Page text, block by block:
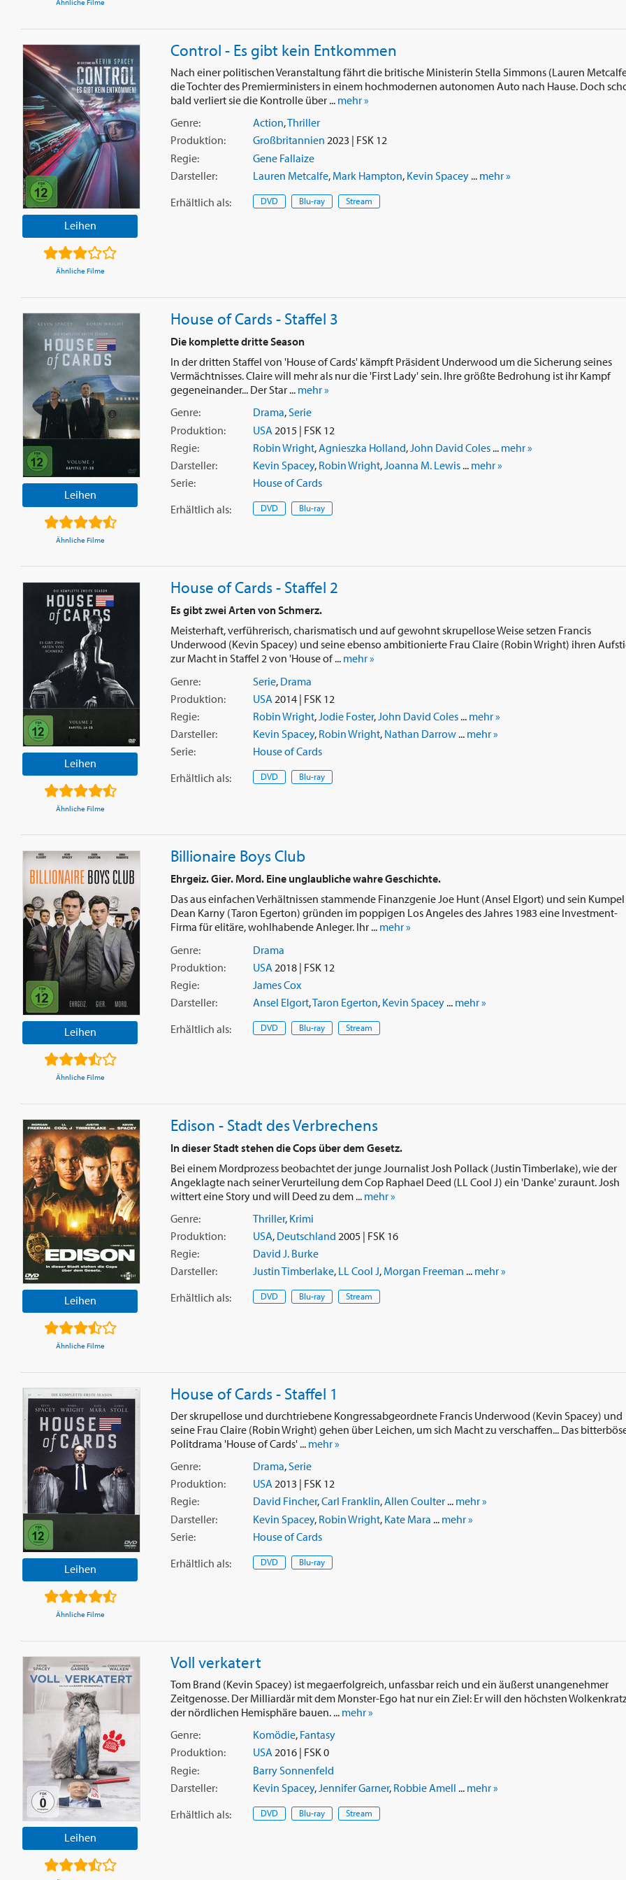
er uns die von Mendes beschriebenen Laserstrahlen in seinen Augen. In seinem überraschenden
Lächeln seit der Garbo besitzt. Eine ähnliche Szene findet sich auch in ‘American Beauty’.
Ähnliche Filme
Leihen
Ähnliche Filme
Control - Es gibt kein Entkommen
Nach einer politischen Veranstaltung fährt die britische Ministerin Stella Simmons (Lauren
die Tochter des Premierministers in einem hochmodernen autonomen Auto nach Hause. Doch
bald verliert sie die Kontrolle über ... mehr »
Genre:
Action,Thriller
Produktion:
Großbritannien 2023 | FSK 12
Regie:
Gene Fallaize
Darsteller:
Lauren Metcalfe, Mark Hampton, Kevin Spacey... mehr »
Erhältlich als: DVD Blu-ray Stream
Leihen
Ähnliche Filme
House of Cards - Staffel 3
Die komplette dritte Season
In der dritten Staffel von 'House of Cards' kämpft Präsident Underwood um die Sicherung seines
Vermächtnisses. Claire will mehr als nur die 'First Lady' sein. Ihre größte Bedrohung ist ihr Kampf
gegeneinander... Der Star ... mehr »
Genre:
Drama,Serie
Produktion:
USA 2015 | FSK 12
Regie:
Robin Wright,Agnieszka Holland, John David Coles... mehr »
Darsteller:
Kevin Spacey, Robin Wright, Joanna M. Lewis... mehr »
Serie:
House of Cards
Erhältlich als: DVD Blu-ray
Leihen
Ähnliche Filme
House of Cards - Staffel 2
Es gibt zwei Arten von Schmerz.
Meisterhaft, verführerisch, charismatisch und auf gewohnt skrupellose Weise setzen Francis
Underwood (Kevin Spacey) und seine ebenso ambitionierte Frau Claire (Robin Wright) ihren
zur Macht in Staffel 2 von 'House of ... mehr »
Genre:
Serie, Drama
Produktion:
USA 2014 | FSK 12
Regie:
Robin Wright, Jodie Foster, John David Coles... mehr »
Darsteller:
Kevin Spacey, Robin Wright, Nathan Darrow... mehr »
Serie:
House of Cards
Erhältlich als: DVD Blu-ray
Leihen
Ähnliche Filme
Billionaire Boys Club
Ehrgeiz. Gier. Mord. Eine unglaubliche wahre Geschichte.
Das aus einfachen Verhältnissen stammende Finanzgenie Joe Hunt (Ansel Elgort) und sein Kumpel
Dean Karny (Taron Egerton) gründen im poppigen Los Angeles des Jahres 1983 eine Investment-
Firma für elitäre, wohlhabende Anleger. Ihr ... mehr »
Genre:
Drama
Produktion:
USA 2018 | FSK 12
Regie:
James Cox
Darsteller:
Ansel Elgort,Taron Egerton, Kevin Spacey... mehr »
Erhältlich als: DVD Blu-ray Stream
Leihen
Ähnliche Filme
Edison - Stadt des Verbrechens
In dieser Stadt stehen die Cops über dem Gesetz.
Bei einem Mordprozess beobachtet der junge Journalist Josh Pollack (Justin Timberlake), wie der
Angeklagte nach seiner Verurteilung dem Cop Raphael Deed (LL Cool J) ein 'Danke' zuraunt. Josh
wittert eine Story und will Deed zu dem ... mehr »
Genre:
Thriller, Krimi
Produktion:
USA, Deutschland 2005 | FSK 16
Regie:
David J. Burke
Darsteller:
Justin Timberlake, LL Cool J, Morgan Freeman ... mehr »
Erhältlich als: DVD Blu-ray Stream
Leihen
Ähnliche Filme
House of Cards - Staffel 1
Der skrupellose und durchtriebene Kongressabgeordnete Francis Underwood (Kevin Spacey) und
seine Frau Claire (Robin Wright) gehen über Leichen, um sich Macht zu verschaffen... Das
Politdrama 'House of Cards' ... mehr »
Genre:
Drama,Serie
Produktion:
USA2013 | FSK 12
Regie:
David Fincher,Carl Franklin,Allen Coulter... mehr »
Darsteller:
Kevin Spacey, Robin Wright, Kate Mara ... mehr »
Serie:
House of Cards
Erhältlich als: DVD Blu-ray
Leihen
Voll verkatert
Tom Brand (Kevin Spacey) ist megaerfolgreich, unfassbar reich und ein äußerst unangenehmer
Zeitgenosse. Der Milliardär mit dem Monster-Ego hat nur ein Ziel: Er will den höchsten
der nördlichen Hemisphäre bauen. ... mehr »
Genre:
Komödie, Fantasy
Produktion:
USA2016 | FSK 0
Regie:
Barry Sonnenfeld
Darsteller:
Kevin Spacey, Jennifer Garner, Robbie Amell ... mehr »
Erhältlich als: DVD Blu-ray Stream